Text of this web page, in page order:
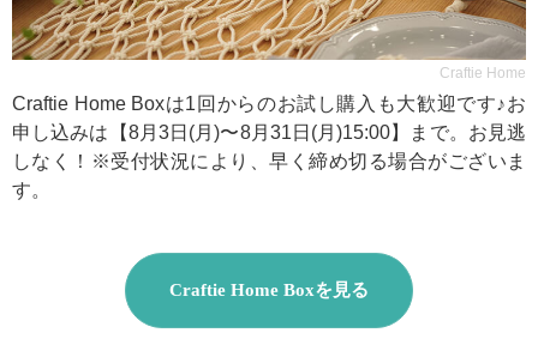
Craftie Home
Craftie Home Boxは1回からのお試し購入も大歓迎です♪お
申し込みは【8月3日(月)〜8月31日(月)15:00】まで。お見逃
しなく！※受付状況により、早く締め切る場合がございま
す。
Craftie Home Boxを見る